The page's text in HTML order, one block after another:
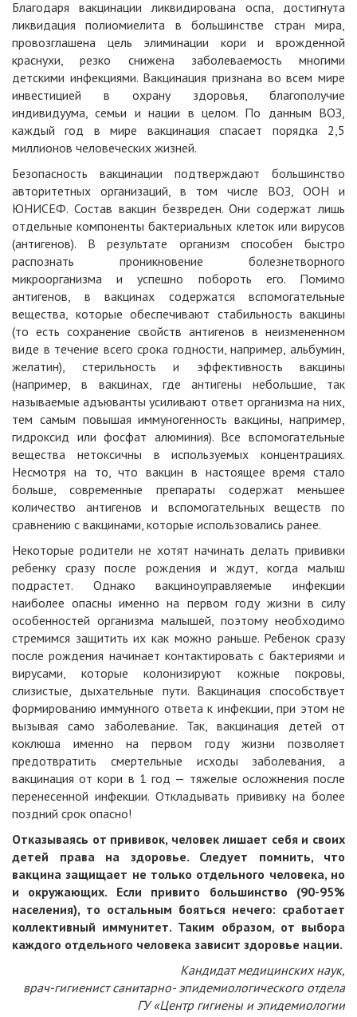
Благодаря вакцинации ликвидирована оспа, достигнута
ликвидация полиомиелита в большинстве стран мира,
провозглашена цель элиминации кори и врожденной
краснухи, резко снижена заболеваемость многими
детскими инфекциями. Вакцинация признана во всем мире
инвестицией в охрану здоровья, благополучие
индивидуума, семьи и нации в целом. По данным ВОЗ,
каждый год в мире вакцинация спасает порядка 2,5
миллионов человеческих жизней.
Безопасность вакцинации подтверждают большинство
авторитетных организаций, в том числе ВОЗ, ООН и
ЮНИСЕФ. Состав вакцин безвреден. Они содержат лишь
отдельные компоненты бактериальных клеток или вирусов
(антигенов). В результате организм способен быстро
распознать проникновение болезнетворного
микроорганизма и успешно побороть его. Помимо
антигенов, в вакцинах содержатся вспомогательные
вещества, которые обеспечивают стабильность вакцины
(то есть сохранение свойств антигенов в неизмененном
виде в течение всего срока годности, например, альбумин,
желатин), стерильность и эффективность вакцины
(например, в вакцинах, где антигены небольшие, так
называемые адъюванты усиливают ответ организма на них,
тем самым повышая иммуногенность вакцины, например,
гидроксид или фосфат алюминия). Все вспомогательные
вещества нетоксичны в используемых концентрациях.
Несмотря на то, что вакцин в настоящее время стало
больше, современные препараты содержат меньшее
количество антигенов и вспомогательных веществ по
сравнению с вакцинами, которые использовались ранее.
Некоторые родители не хотят начинать делать прививки
ребенку сразу после рождения и ждут, когда малыш
подрастет. Однако вакциноуправляемые инфекции
наиболее опасны именно на первом году жизни в силу
особенностей организма малышей, поэтому необходимо
стремимся защитить их как можно раньше. Ребенок сразу
после рождения начинает контактировать с бактериями и
вирусами, которые колонизируют кожные покровы,
слизистые, дыхательные пути. Вакцинация способствует
формированию иммунного ответа к инфекции, при этом не
вызывая само заболевание. Так, вакцинация детей от
коклюша именно на первом году жизни позволяет
предотвратить смертельные исходы заболевания, а
вакцинация от кори в 1 год — тяжелые осложнения после
перенесенной инфекции. Откладывать прививку на более
поздний срок опасно!
Отказываясь от прививок, человек лишает себя и своих
детей права на здоровье. Следует помнить, что
вакцина защищает не только отдельного человека, но
и окружающих. Если привито большинство (90-95%
населения), то остальным бояться нечего: сработает
коллективный иммунитет. Таким образом, от выбора
каждого отдельного человека зависит здоровье нации.
Кандидат медицинских наук,
врач-гигиенист санитарно- эпидемиологического отдела
ГУ «Центр гигиены и эпидемиологии